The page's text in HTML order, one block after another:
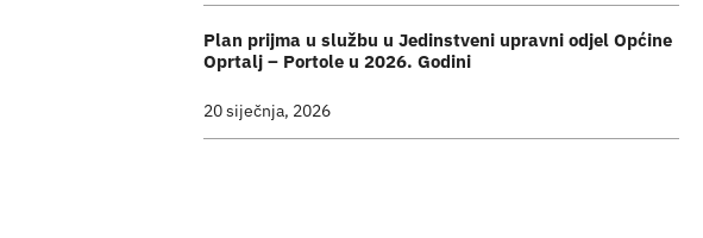
Plan prijma u službu u Jedinstveni upravni odjel Općine
Oprtalj – Portole u 2026. Godini
20 siječnja, 2026